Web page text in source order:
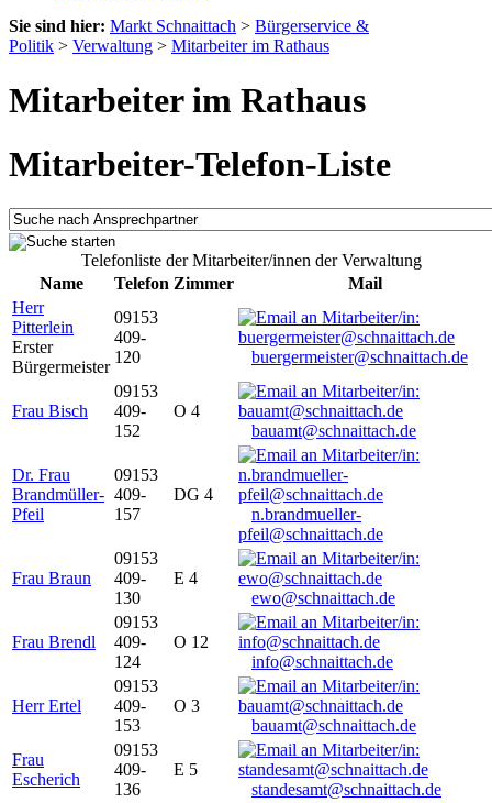
Sie sind hier: Markt Schnaittach > Bürgerservice &
Politik > Verwaltung > Mitarbeiter im Rathaus
Mitarbeiter im Rathaus
Mitarbeiter-Telefon-Liste
Telefonliste der Mitarbeiter/innen der Verwaltung
Name
Telefon Zimmer
Mail
Herr
Pitterlein
Erster
Bürgermeister
09153
409-
120
buergermeister@schnaittach.de
Frau Bisch
09153
409-
152
O 4
bauamt@schnaittach.de
Dr. Frau
Brandmüller-
Pfeil
09153
409-
157
DG 4
n.brandmueller-
pfeil@schnaittach.de
Frau Braun
09153
409-
130
E 4
ewo@schnaittach.de
Frau Brendl
09153
409-
124
O 12
info@schnaittach.de
Herr Ertel
09153
409-
153
O 3
bauamt@schnaittach.de
Frau
Escherich
09153
409-
136
E 5
standesamt@schnaittach.de